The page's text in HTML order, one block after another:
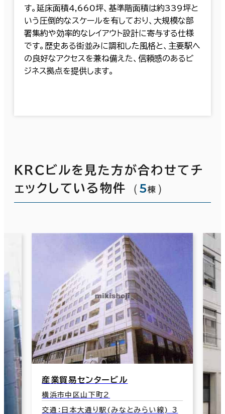
す。延床面積4,660坪、基準階面積は約339坪と
いう圧倒的なスケールを有しており、大規模な部
署集約や効率的なレイアウト設計に寄与する仕様
です。歴史ある街並みに調和した風格と、主要駅へ
の良好なアクセスを兼ね備えた、信頼感のあるビ
ジネス拠点を提供します。
ＫＲＣビルを見た方が合わせてチ
ェックしている物件
（5棟 ）